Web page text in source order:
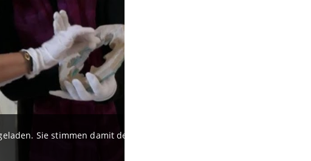
Sie stimmen damit dem Datenschutz und den